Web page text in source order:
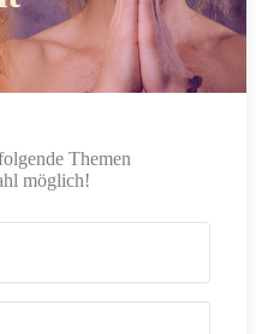
Themen
möglich!